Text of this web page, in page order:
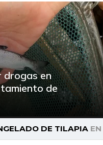
drogas en
de
DE TILAPIAEN